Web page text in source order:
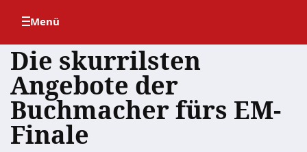
Die skurrilsten
Angebote der
Buchmacher fürs EM-
Finale